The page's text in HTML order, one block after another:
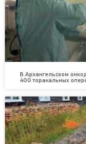
В Архангельском
400 торакальных